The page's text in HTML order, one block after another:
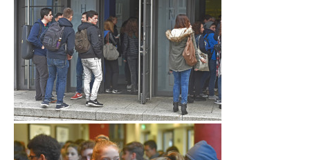
ACTUALITÉ
AGENDA
ACTIVITÉS
SERVICES
APPRENTISSAGE